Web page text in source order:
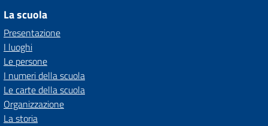
La scuola
Presentazione
I luoghi
Le persone
I numeri della scuola
Le carte della scuola
Organizzazione
La storia